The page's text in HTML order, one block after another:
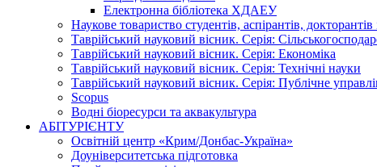
Електронна бібліотека ХДАЕУ
Наукове товариство студентів, аспірантів,
Таврійський науковий вісник. Серія:
Таврійський науковий вісник. Серія: Економіка
Таврійський науковий вісник. Серія: Технічні науки
Таврійський науковий вісник. Серія: Публічне
Scopus
Водні біоресурси та аквакультура
АБІТУРІЄНТУ
Освітній центр «Крим/Донбас-Україна»
Доуніверситетська підготовка